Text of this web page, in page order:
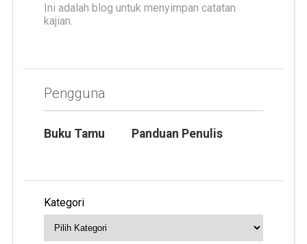
Ini adalah blog untuk menyimpan catatan
kajian.
Pengguna
Buku Tamu Panduan Penulis
Kategori